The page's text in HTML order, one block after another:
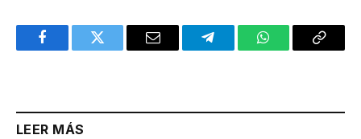
FacebookTwitter Email TelegramWhatsAppCopy
LEER MÁS